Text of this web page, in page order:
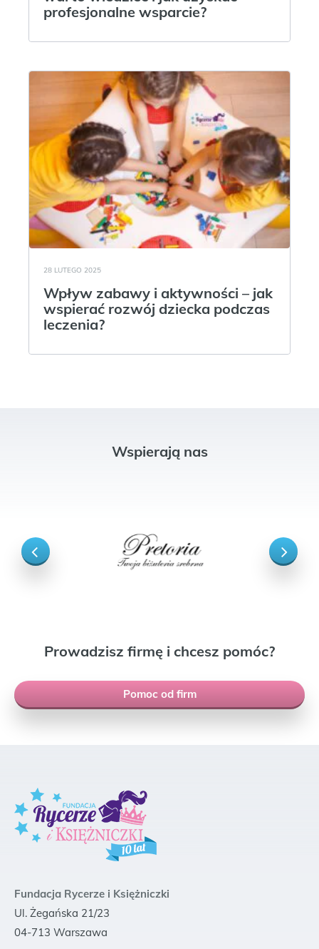
profesjonalne wsparcie?
28 LUTEGO 2025
Wpływ zabawy i aktywności – jak
wspierać rozwój dziecka podczas
leczenia?
Wspierają nas
Prowadzisz firmę i chcesz pomóc?
Pomoc od firm
Fundacja Rycerze i Księżniczki
Ul. Żegańska 21/23
04-713 Warszawa